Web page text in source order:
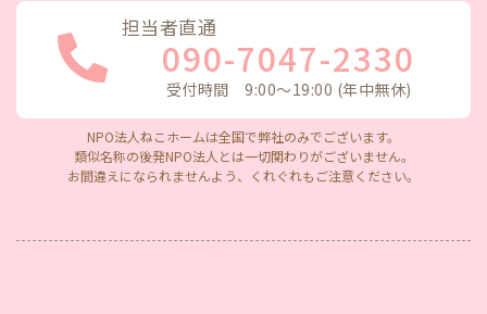
担当者直通
090-7047-2330
受付時間 9:00〜19:00 (年中無休)
NPO法人ねこホームは全国で弊社のみでございます。
類似名称の後発NPO法人とは一切関わりがございません。
お間違えになられませんよう、くれぐれもご注意ください。